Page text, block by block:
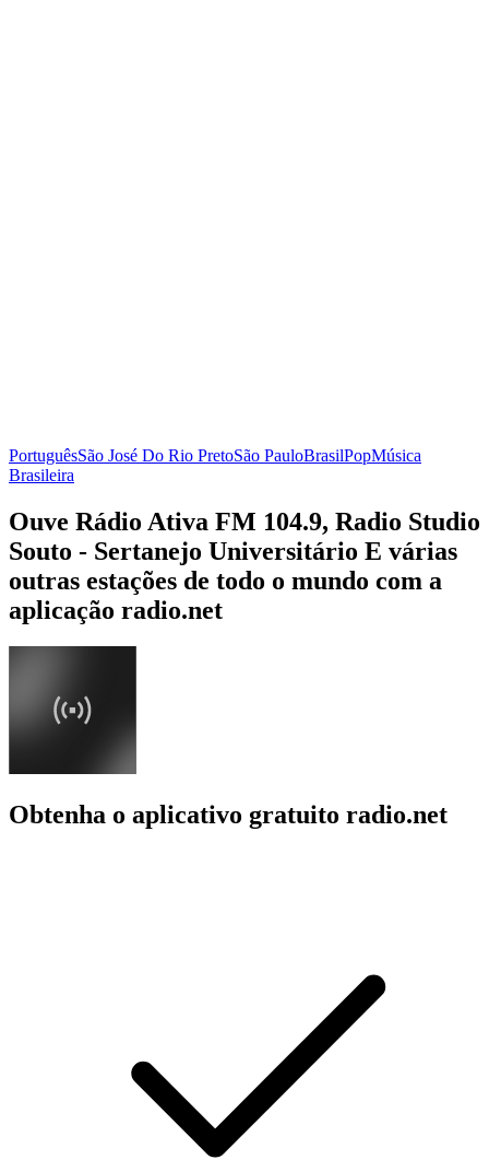
PortuguêsSão José Do Rio PretoSão PauloBrasilPopMúsica
Brasileira
Ouve Rádio Ativa FM 104.9, Radio Studio
Souto - Sertanejo Universitário E várias
outras estações de todo o mundo com a
aplicação radio.net
Obtenha o aplicativo gratuito radio.net